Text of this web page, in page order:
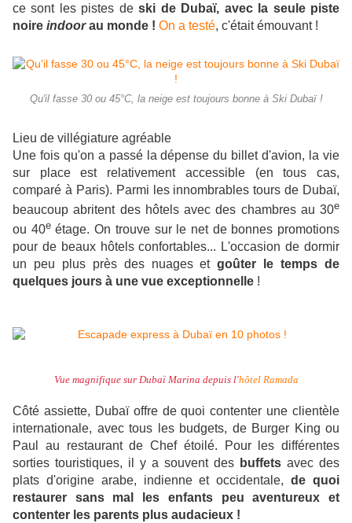
ce sont les pistes deski de Dubaï, avec la seule piste
noire indoorau monde ! On a testé, c'était émouvant !
Qu'il fasse 30 ou 45°C, la neige est toujours bonne à Ski Dubaï !
Lieu de villégiature agréable
Une fois qu'on a passé la dépense du billet d'avion, la vie
sur place est relativement accessible (en tous cas,
comparé à Paris). Parmi les innombrables tours de Dubaï,
beaucoup abritent des hôtels avec des chambres au 30e
ou 40eétage. On trouve sur le net de bonnes promotions
pour de beaux hôtels confortables... L'occasion de dormir
un peu plus près des nuages etgoûter le temps de
quelques jours à une vue exceptionnelle !
Vue magnifique sur Dubaï Marina depuis l'hôtel Ramada
Côté assiette, Dubaï offre de quoi contenter une clientèle
internationale, avec tous les budgets, de Burger King ou
Paul au restaurant de Chef étoilé. Pour les différentes
sorties touristiques, il y a souvent des buffets avec des
plats d'origine arabe, indienne et occidentale,de quoi
restaurer sans mal les enfants peu aventureux et
contenter les parents plus audacieux !